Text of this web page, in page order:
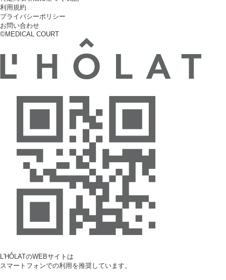
利用規約
プライバシーポリシー
お問い合わせ
©MEDICAL COURT
L'HÔLATのWEBサイトは
スマートフォンでの利用を推奨しています。